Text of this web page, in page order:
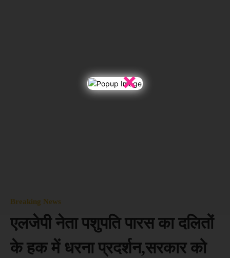
×
Breaking News
एलजेपी नेता पशुपति पारस का दलितों
के हक में धरना प्रदर्शन,सरकार को